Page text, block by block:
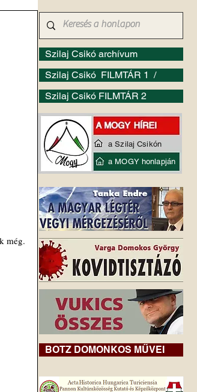
még.
Szilaj Csikó archívum
Szilaj Csikó FILMTÁR 1 /
Szilaj Csikó FILMTÁR 2
BOTZ DOMONKOS MŰVEI
a Szilaj Csikón
a MOGY honlapján